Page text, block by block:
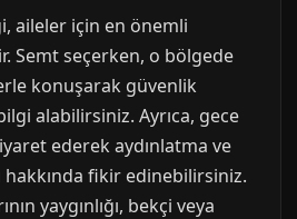
aileler için en önemli
Semt seçerken, o bölgede
konuşarak güvenlik
alabilirsiniz. Ayrıca, gece
ederek aydınlatma ve
fikir edinebilirsiniz.
yaygınlığı, bekçi veya